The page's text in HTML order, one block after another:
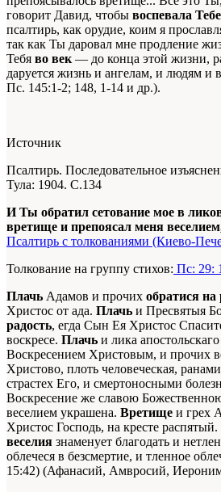
говорит Давид, чтобы воспевала
псалтирь, как орудие, коим я
так как Ты даровал мне продление
Тебя во век — до конца этой жизни,
даруется жизнь и ангелам, и людям и
Пс. 145:1-2; 148, 1-14 и др.).
Источник
Псалтирь. Последовательное
Тула: 1904. С.134
И Ты обратил сетование мое в
вретище и препоясал меня
Псалтирь с толкованиями (Киево-
Толкование на группу стихов: Пс: 29:
Плачь Адамов и прочих обратися на
Христос от ада. Плачь и Пресвятыя
радость, егда Сын Ея Христос
воскресе. Плачь и лика апостольскаго
Воскресением Христовым, и прочих
Христово, плоть человеческая,
страстех Его, и смертоносными
Воскресение же славою
веселием украшена. Вретище и грех
Христос Господь, на кресте распятый.
веселия знаменует благодать и
облечеся в безсмертие, и тленное
15:42) (Афанасий, Амвросий,